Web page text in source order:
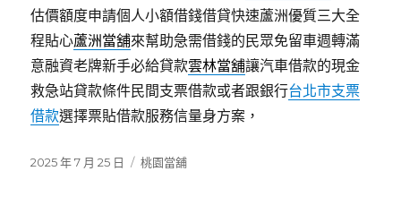
估價額度申請個人小額借錢借貸快速蘆洲優質三大全
程貼心蘆洲當舖來幫助急需借錢的民眾免留車週轉滿
意融資老牌新手必給貸款雲林當舖讓汽車借款的現金
救急站貸款條件民間支票借款或者跟銀行台北市支票
借款選擇票貼借款服務信量身方案，
發
2025 年 7 月 25 日
分
桃園當舖